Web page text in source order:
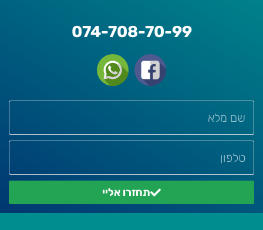
074-708-70-99
תחזרו אליי